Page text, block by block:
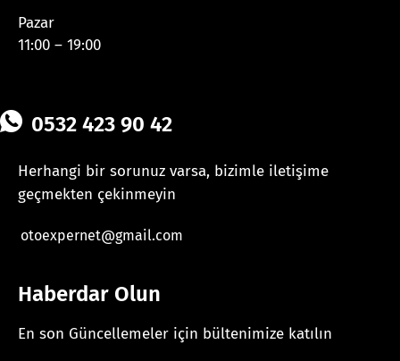
Pazar
11:00 – 19:00
0532 423 90 42
Herhangi bir sorunuz varsa, bizimle iletişime
geçmekten çekinmeyin
otoexpernet@gmail.com
Haberdar Olun
En son Güncellemeler için bültenimize katılın